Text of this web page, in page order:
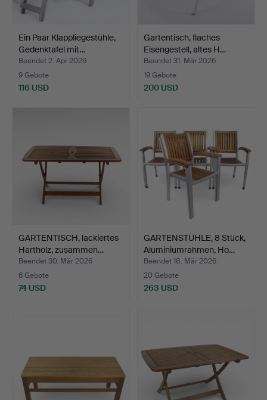
Ein Paar Klappliegestühle,
Gedenktafel mit…
Beendet 2. Apr 2026
9 Gebote
116 USD
Gartentisch, flaches
Eisengestell, altes H…
Beendet 31. Mär 2026
19 Gebote
200 USD
GARTENTISCH, lackiertes
Hartholz, zusammen…
Beendet 30. Mär 2026
6 Gebote
74 USD
GARTENSTÜHLE, 8 Stück,
Aluminiumrahmen, Ho…
Beendet 18. Mär 2026
20 Gebote
263 USD